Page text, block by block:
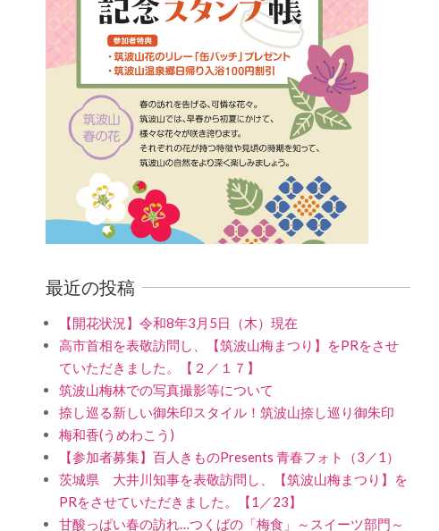
最近の投稿
【開花状況】令和8年3月5日（木）現在
高市首相を表敬訪問し、【筑波山梅まつり】をPRをさせ
ていただきました。【２／１７】
筑波山梅林での写真撮影等について
捺し巡る新しい御朱印スタイル！筑波山捺し巡り御朱印
梅和香(うめわこう)
【参加者募集】百人きものPresents 青春フォト（3／1）
茨城県 大井川知事を表敬訪問し、【筑波山梅まつり】を
PRをさせていただきました。【1／23】
甘酸っぱい春の訪れ…つくばの「梅食」～スイーツ部門～